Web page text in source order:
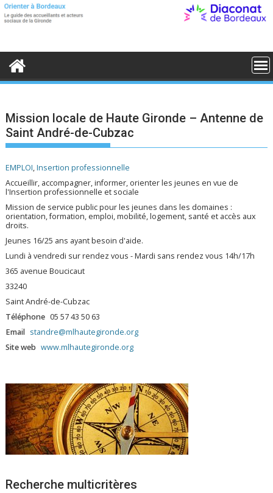
S
t
o
Mission locale de Haute Gironde – Antenne de
Saint André-de-Cubzac
EMPLOI,Insertion professionnelle
Accueillir, accompagner, informer, orienter les jeunes en vue de
l'Insertion professionnelle et sociale
Mission de service public pour les jeunes dans les domaines :
orientation, formation, emploi, mobilité, logement, santé et accès aux
droits.
Jeunes 16/25 ans ayant besoin d'aide.
Lundi à vendredi sur rendez vous - Mardi sans rendez vous 14h/17h
365 avenue Boucicaut
33240
Saint André-de-Cubzac
Téléphone 05 57 43 50 63
Email standre@mlhautegironde.org
Site web www.mlhautegironde.org
Recherche multicritères